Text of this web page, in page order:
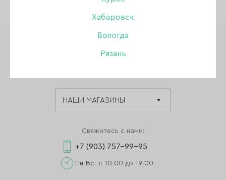
Хабаровск
Вологда
Рязань
Свяжитесь с нами:
+7 (903) 757-99-95
Пн-Вс: с 10:00 до 19:00